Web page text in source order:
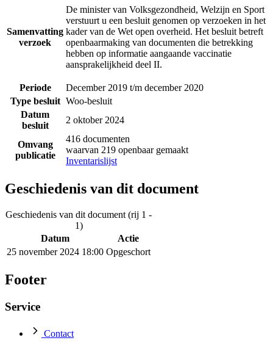
Samenvatting
verzoek
De minister van Volksgezondheid, Welzijn en Sport
verstuurt u een besluit genomen op verzoeken in het
kader van de Wet open overheid. Het besluit betreft
openbaarmaking van documenten die betrekking
hebben op informatie aangaande vaccinatie
aansprakelijkheid deel II.
Periode
December 2019 t/m december 2020
Type besluit Woo-besluit
Datum
besluit
2 oktober 2024
Omvang
publicatie
416 documenten
waarvan 219 openbaar gemaakt
Inventarislijst
Geschiedenis van dit document
Geschiedenis van dit document (rij 1 -
1)
Datum
Actie
25 november 2024 18:00 Opgeschort
Footer
Service
Contact